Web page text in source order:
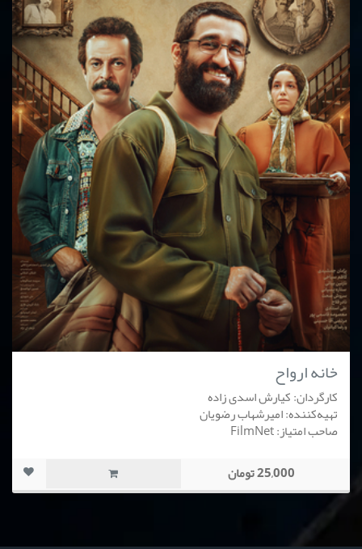
خانه ارواح
کارگردان: کیارش اسدی زاده
تهیه‌کننده: امیرشهاب رضویان
صاحب امتیاز: FilmNet
25,000 تومان